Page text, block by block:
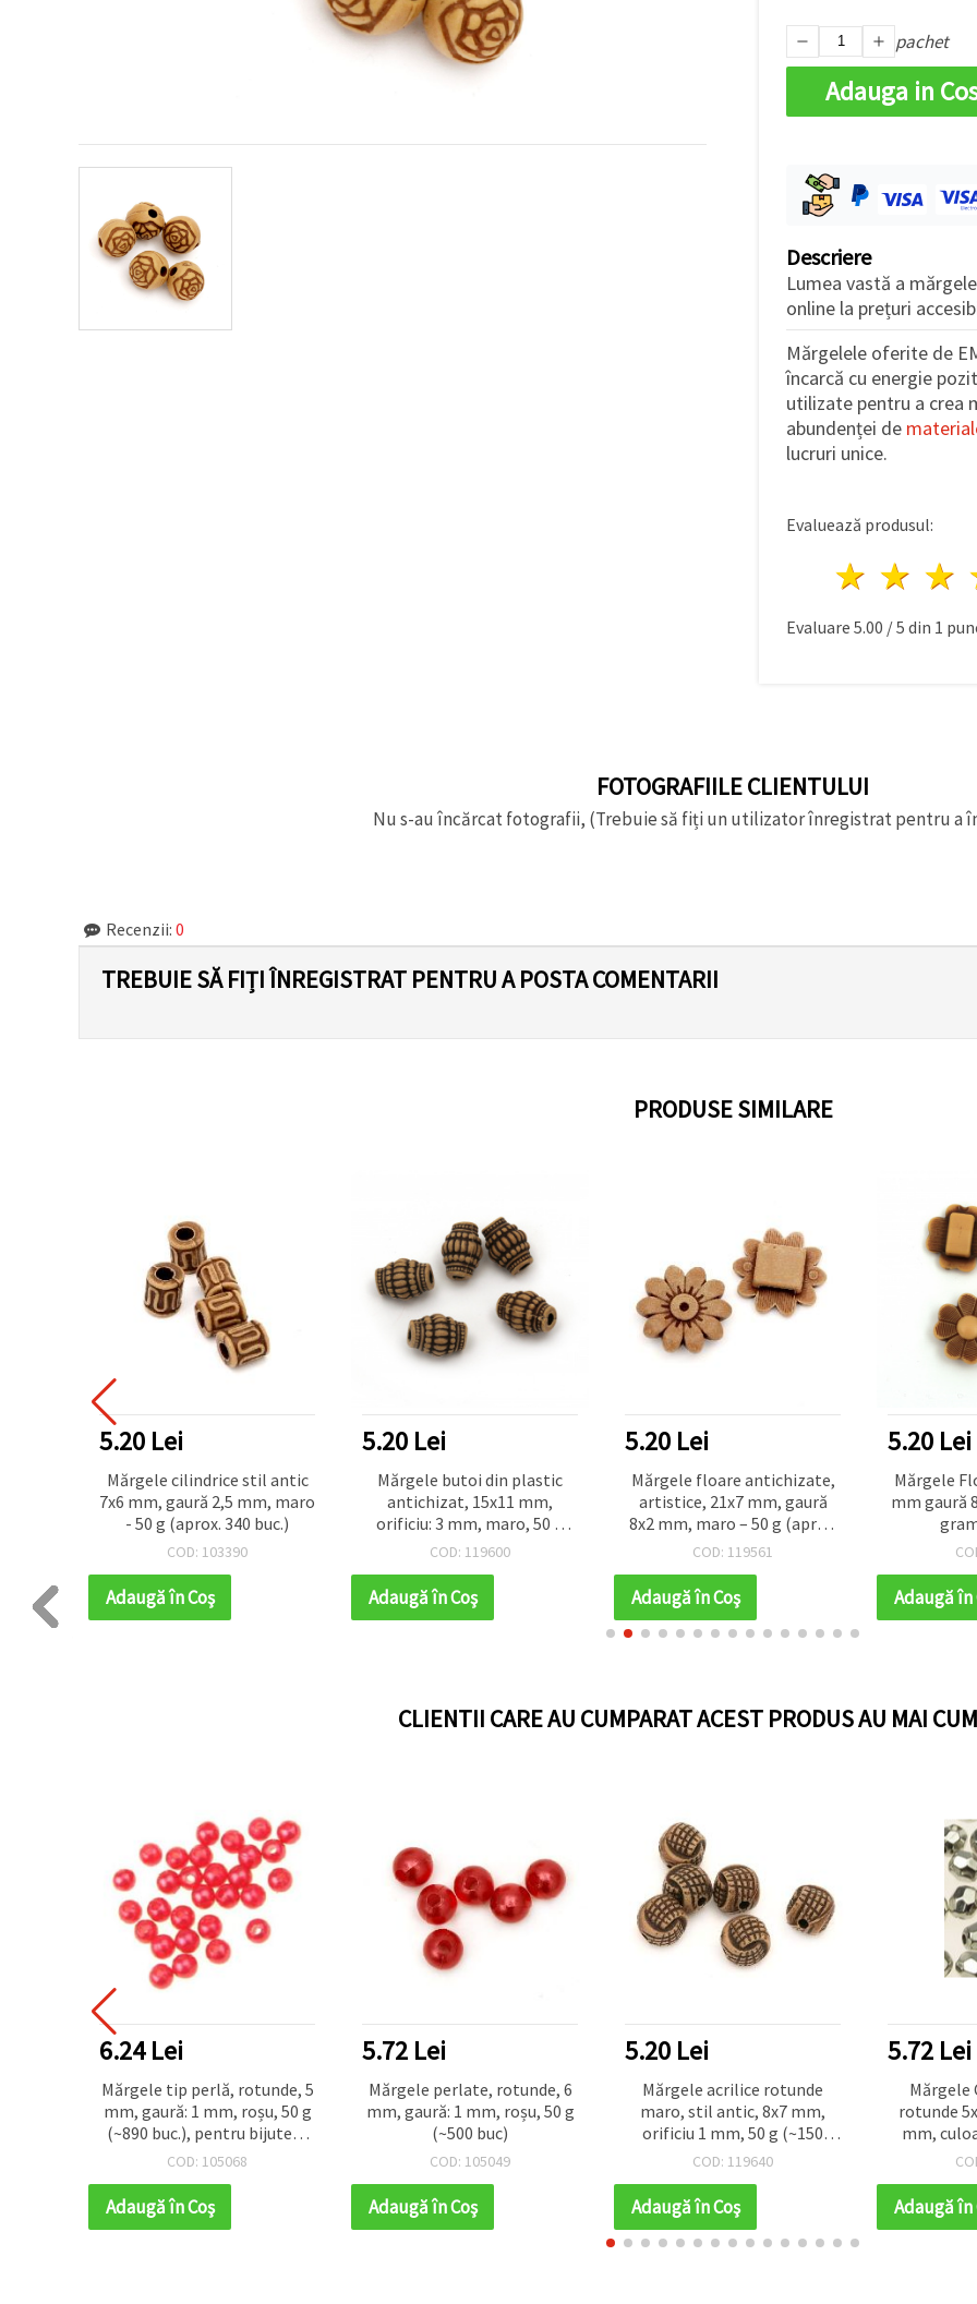
pachet
Adauga in
Descriere
Lumea vastă a
online la prețuri
Mărgelele oferite de
încarcă cu energie
utilizate pentru a crea
abundenței de
lucruri unice.
Evaluează produsul:
2
1 stea
Evaluare 5.00 /5 din 1
FOTOGRAFIILE CLIENTULUI
Nu s-au încărcat fotografii, (Trebuie să fiți un utilizator înregistrat pentru a
Recenzii: 0
TREBUIE SĂ FIȚI ÎNREGISTRAT PENTRU A POSTA COMENTARII
PRODUSE SIMILARE
5.20 Lei
Mărgele cilindrice stil antic
7x6 mm, gaură 2,5 mm, maro
- 50 g (aprox. 340 buc.)
COD: 103390
Adaugă în Coş
5.20 Lei
Mărgele butoi din plastic
antichizat, 15x11 mm,
orificiu: 3 mm, maro, 50 g
(~42 buc.)
COD: 119600
Adaugă în Coş
5.20 Lei
Mărgele floare antichizate,
artistice, 21x7 mm, gaură
8x2 mm, maro – 50 g (aprox.
45 buc.)
COD: 119561
Adaugă în Coş
5.20 Lei
Mărgele
mm gaură
Adaugă în
CLIENTII CARE AU CUMPARAT ACEST PRODUS AU MAI
6.24 Lei
Mărgele tip perlă, rotunde, 5
mm, gaură: 1 mm, roșu, 50 g
(~890 buc.), pentru bijuterii
handmade
COD: 105068
Adaugă în Coş
5.72 Lei
Mărgele perlate, rotunde, 6
mm, gaură: 1 mm, roșu, 50 g
(~500 buc)
COD: 105049
Adaugă în Coş
5.20 Lei
Mărgele acrilice rotunde
maro, stil antic, 8x7 mm,
orificiu 1 mm, 50 g (~150
buc.)
COD: 119640
Adaugă în Coş
5.72 Lei
Mărgele
rotunde
mm,
Adaugă în